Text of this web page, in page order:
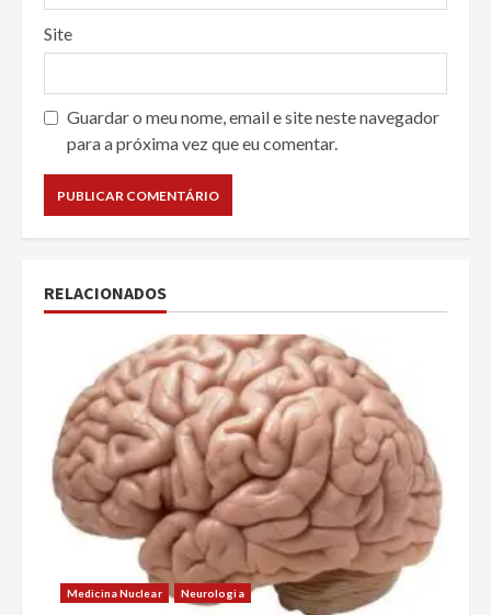
Site
Guardar o meu nome, email e site neste navegador
para a próxima vez que eu comentar.
RELACIONADOS
Medicina Nuclear Neurologia